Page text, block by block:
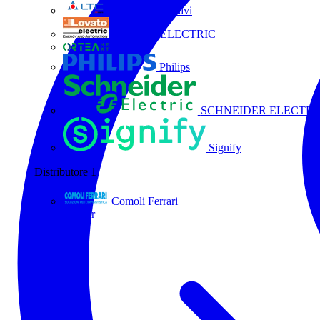
La Triveneta Cavi
LOVATO ELECTRIC
Philips
SCHNEIDER
Signify
Distributore 1
Comoli Ferrari
Tutti i partner